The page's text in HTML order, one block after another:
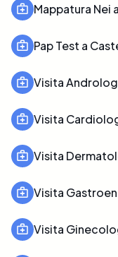
Mappatura Nei
Pap Test a
Visita
Visita
Visita
Visita
Visita